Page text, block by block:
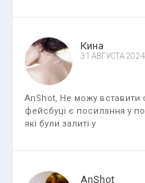
Кина
31 АВГУСТА
AnShot, Не можу вставити
фейсбуці є посилання у
які були залиті у
AnShot